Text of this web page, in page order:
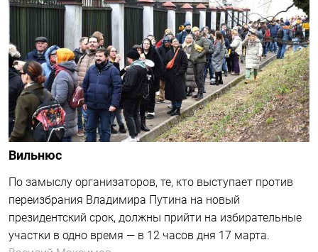
Вильнюс
По замыслу организаторов, те, кто выступает против
переизбрания Владимира Путина на новый
президентский срок, должны прийти на избирательные
участки в одно время — в 12 часов дня 17 марта.